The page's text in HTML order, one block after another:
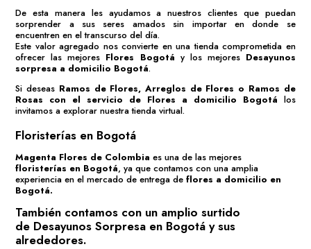
De esta manera les ayudamos a nuestros clientes que puedan
sorprender a sus seres amados sin importar en donde se
encuentren en el transcurso del día.
Este valor agregado nos convierte en una tienda comprometida en
ofrecer las mejores Flores Bogotá y los mejores Desayunos
sorpresa a domicilio Bogotá.
Si deseas Ramos de Flores, Arreglos de Flores o Ramos de
Rosas con el servicio de Flores a domicilio Bogotá los
invitamos a explorar nuestra tienda virtual.
Floristerías en Bogotá
Magenta Flores de Colombia es una de las mejores
floristerías en Bogotá, ya que contamos con una amplia
experiencia en el mercado de entrega deflores a domicilio en
Bogotá.
También contamos con un amplio surtido
de Desayunos Sorpresa en Bogotá y sus
alrededores.